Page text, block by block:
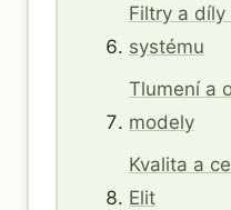
Filtry a
systému
Tlumení a
modely
Kvalita a
Elit